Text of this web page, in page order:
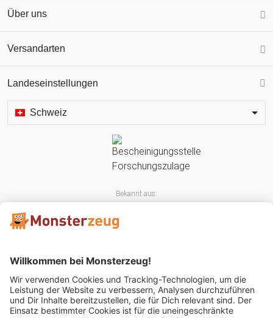
Über uns
Versandarten
Landeseinstellungen
Schweiz
Bekannt aus: